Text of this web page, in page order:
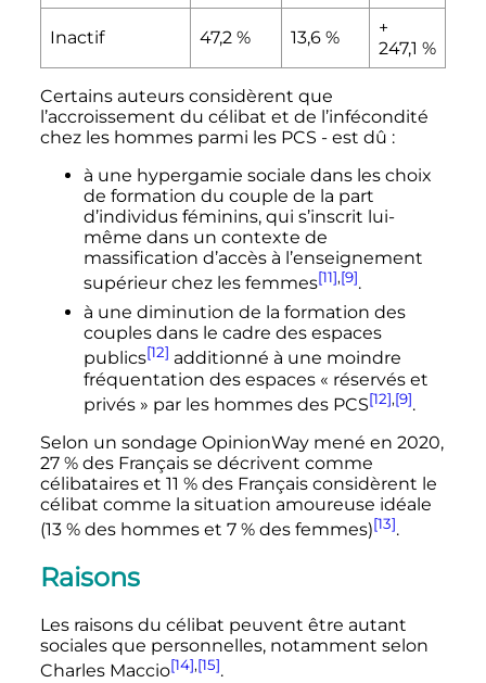
Inactif 47,2 % 13,6 %
+
247,1 %
Certains auteurs considèrent que
l’accroissement du célibat et de l’infécondité
chez les hommes parmi les PCS - est dû :
à une hypergamie sociale dans les choix
de formation du couple de la part
d’individus féminins, qui s’inscrit lui-
même dans un contexte de
massification d’accès à l’enseignement
supérieur chez les femmes[11],[9].
à une diminution de la formation des
couples dans le cadre des espaces
publics[12] additionné à une moindre
fréquentation des espaces « réservés et
privés » par les hommes des PCS[12],[9].
Selon un sondage OpinionWay mené en 2020,
27 % des Français se décrivent comme
célibataires et 11 % des Français considèrent le
célibat comme la situation amoureuse idéale
(13 % des hommes et 7 % des femmes)[13].
Raisons
Les raisons du célibat peuvent être autant
sociales que personnelles, notamment selon
Charles Maccio[14],[15].